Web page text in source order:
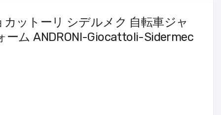
ットーリ シデルメク 自転車ジャ
ーム ANDRONI-Giocattoli-Sidermec